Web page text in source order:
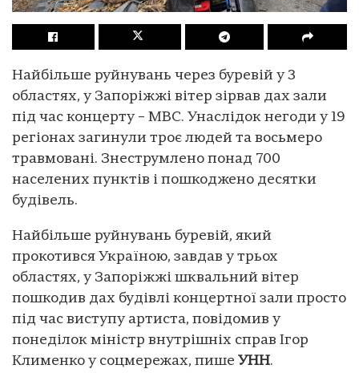
Найбільше руйнувань через буревій у 3
областях, у Запоріжжі вітер зірвав дах зали
під час концерту – МВС. Унаслідок негоди у 19
регіонах загинули троє людей та восьмеро
травмовані. Знеструмлено понад 700
населених пунктів і пошкоджено десятки
будівель.
Найбільше руйнувань буревій, який
прокотився Україною, завдав у трьох
областях, у Запоріжжі шквальний вітер
пошкодив дах будівлі концертної зали просто
під час виступу артиста, повідомив у
понеділок міністр внутрішніх справ Ігор
Клименко у соцмережах, пише УНН.